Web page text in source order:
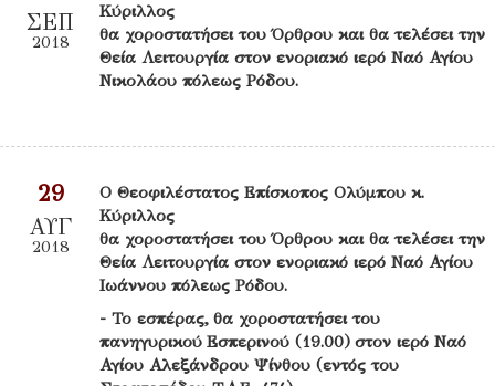
ΣΕΠ
2018
Κύριλλος
θα χοροστατήσει του Όρθρου και θα τελέσει την
Θεία Λειτουργία στον ενοριακό ιερό Ναό Αγίου
Νικολάου πόλεως Ρόδου.
29
ΑΥΓ
2018
Ο Θεοφιλέστατος Επίσκοπος Ολύμπου κ.
Κύριλλος
θα χοροστατήσει του Όρθρου και θα τελέσει την
Θεία Λειτουργία στον ενοριακό ιερό Ναό Αγίου
Ιωάννου πόλεως Ρόδου.
- Το εσπέρας, θα χοροστατήσει του
πανηγυρικού Εσπερινού (19.00) στον ιερό Ναό
Αγίου Αλεξάνδρου Ψίνθου (εντός του